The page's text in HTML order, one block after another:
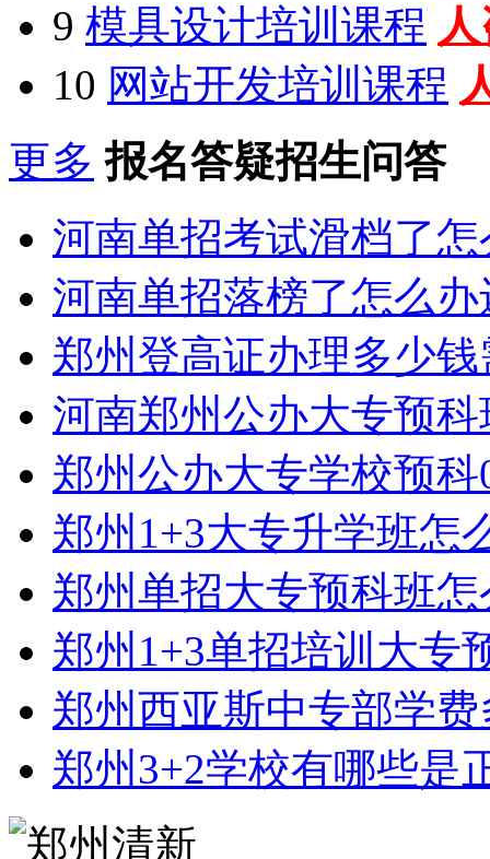
9 模具设计培训课程
10 网站开发培训课程
更多 报名答疑招生问答
河南单招考试滑档了
河南单招落榜了怎么
郑州登高证办理多少
河南郑州公办大专预
郑州公办大专学校预
郑州1+3大专升学班怎
郑州单招大专预科班
郑州1+3单招培训大专
郑州西亚斯中专部学
郑州3+2学校有哪些是